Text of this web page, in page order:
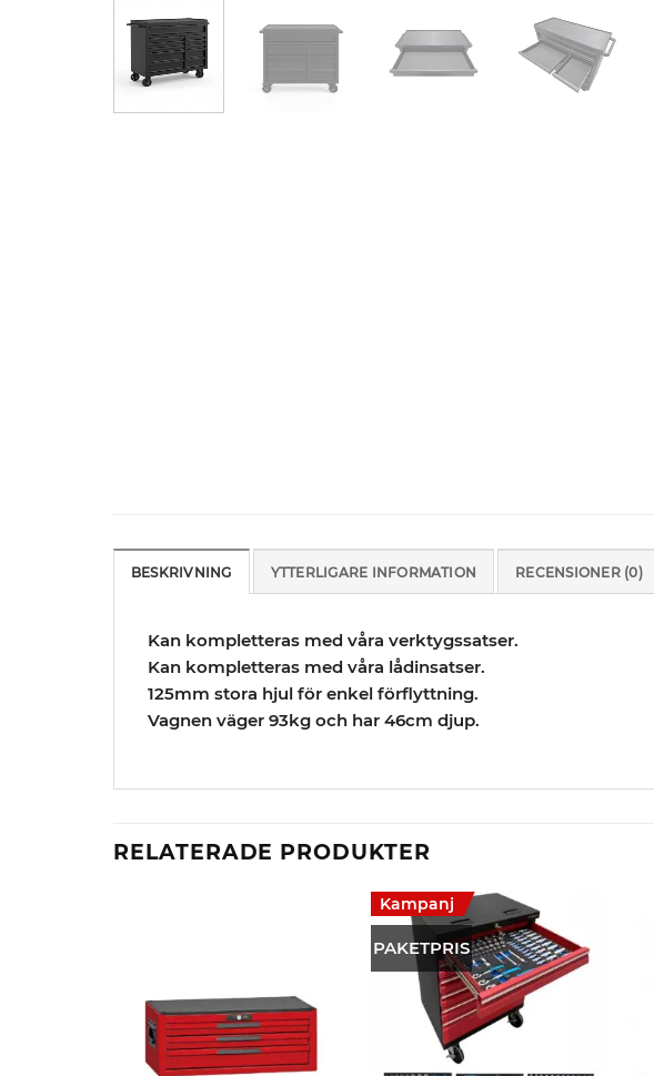
BESKRIVNING YTTERLIGARE INFORMATION RECENSIONER (0)
Kan kompletteras med våra verktygssatser.
Kan kompletteras med våra lådinsatser.
125mm stora hjul för enkel förflyttning.
Vagnen väger 93kg och har 46cm djup.
RELATERADE PRODUKTER
PAKETPRIS
Kampanj